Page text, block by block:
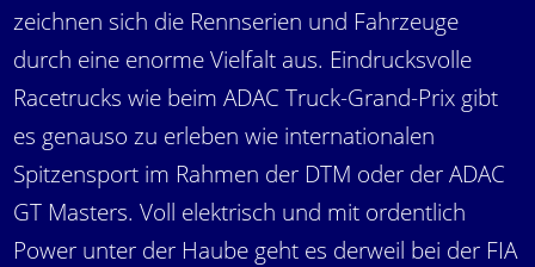
zeichnen sich die Rennserien und Fahrzeuge
durch eine enorme Vielfalt aus. Eindrucksvolle
Racetrucks wie beim ADAC Truck-Grand-Prix gibt
es genauso zu erleben wie internationalen
Spitzensport im Rahmen der DTM oder der ADAC
GT Masters. Voll elektrisch und mit ordentlich
Power unter der Haube geht es derweil bei der FIA